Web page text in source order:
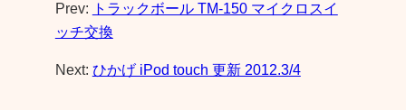
Prev:
トラックボール TM-150 マイクロスイ
ッチ交換
Next: ひかげ iPod touch 更新 2012.3/4